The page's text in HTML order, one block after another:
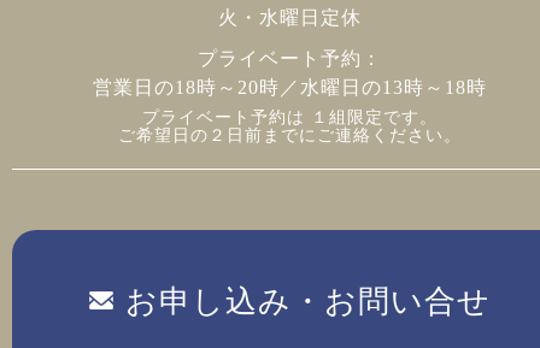
火・水曜日定休
プライベート予約：
営業日の18時～20時／水曜日の13時～18時
プライベート予約は １組限定です。
ご希望日の２日前までにご連絡ください。
お申し込み・お問い合せ